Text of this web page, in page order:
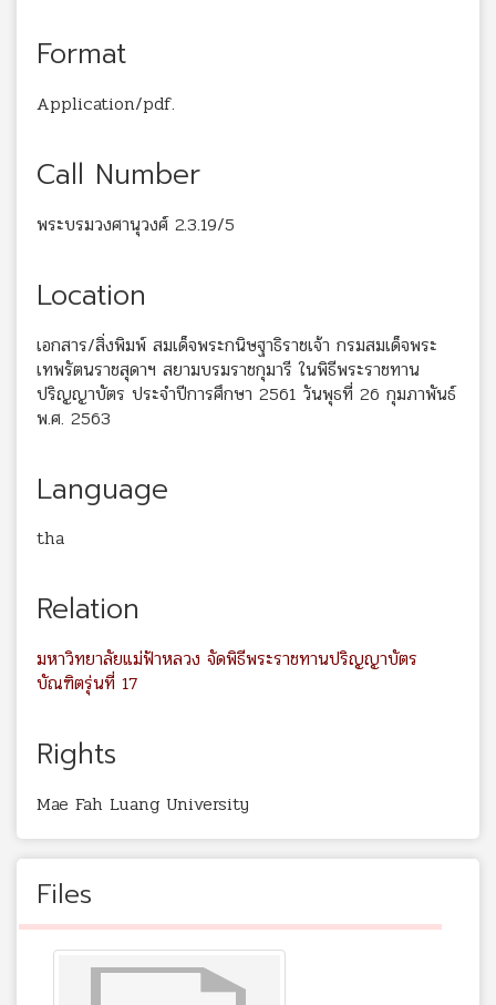
Format
Application/pdf.
Call Number
พระบรมวงศานุวงศ์ 2.3.19/5
Location
เอกสาร/สิ่งพิมพ์ สมเด็จพระกนิษฐาธิราชเจ้า กรมสมเด็จพระ
เทพรัตนราชสุดาฯ สยามบรมราชกุมารี ในพิธีพระราชทาน
ปริญญาบัตร ประจำปีการศึกษา 2561 วันพุธที่ 26 กุมภาพันธ์
พ.ศ. 2563
Language
tha
Relation
มหาวิทยาลัยแม่ฟ้าหลวง จัดพิธีพระราชทานปริญญาบัตร
บัณฑิตรุ่นที่ 17
Rights
Mae Fah Luang University
Files